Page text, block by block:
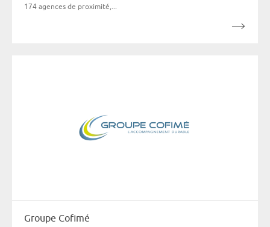
174 agences de proximité,...
Groupe Cofimé